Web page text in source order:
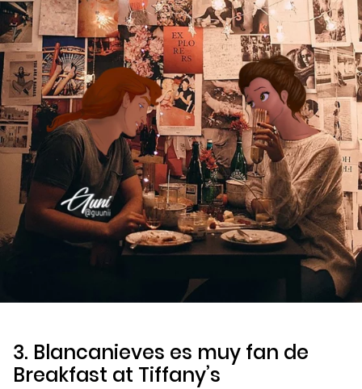
3. Blancanieves es muy fan de
Breakfast at Tiffany’s